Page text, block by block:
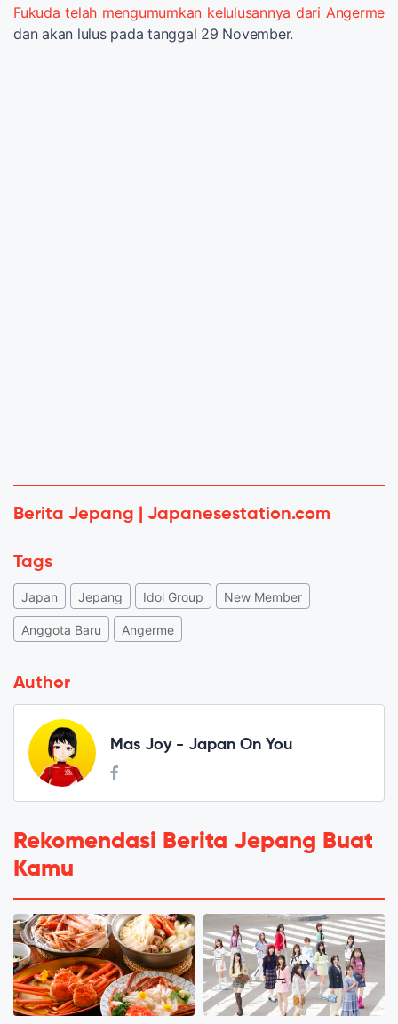
Fukuda telah mengumumkan kelulusannya dari Angerme
dan akan lulus pada tanggal 29 November.
Berita Jepang | Japanesestation.com
Tags
Japan Jepang Idol Group New Member
Anggota Baru Angerme
Author
Mas Joy - Japan On You
Rekomendasi Berita Jepang Buat
Kamu